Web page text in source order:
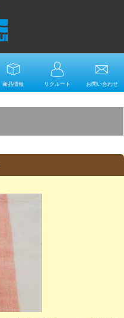
商品情報 リクルート お問い合わせ